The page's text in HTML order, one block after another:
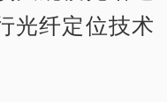
光纤定位技术